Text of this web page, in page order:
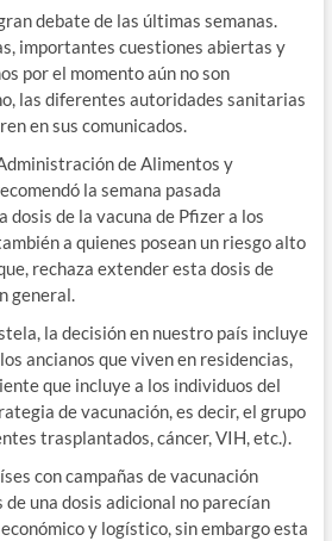
debate de las últimas semanas.
importantes cuestiones abiertas y
por el momento aún no son
las diferentes autoridades sanitarias
en sus comunicados.
de Alimentos y
la semana pasada
de la vacuna de Pfizer a los
a quienes posean un riesgo alto
rechaza extender esta dosis de
general.
la decisión en nuestro país incluye
ancianos que viven en residencias,
que incluye a los individuos del
de vacunación, es decir, el grupo
trasplantados, cáncer, VIH, etc.).
con campañas de vacunación
una dosis adicional no parecían
y logístico, sin embargo esta